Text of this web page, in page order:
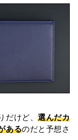
だけど、選んだカ
あるのだと予想さ